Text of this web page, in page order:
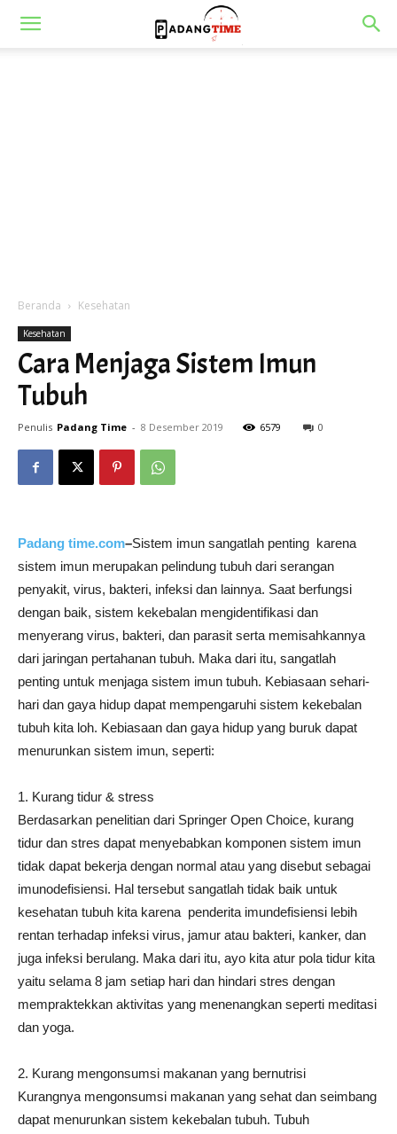
Beranda Kesehatan
Kesehatan
Cara Menjaga Sistem Imun
Tubuh
Penulis Padang Time - 8 Desember 2019 6579 0
Padang time.com–Sistem imun sangatlah penting karena
sistem imun merupakan pelindung tubuh dari serangan
penyakit, virus, bakteri, infeksi dan lainnya. Saat berfungsi
dengan baik, sistem kekebalan mengidentifikasi dan
menyerang virus, bakteri, dan parasit serta memisahkannya
dari jaringan pertahanan tubuh. Maka dari itu, sangatlah
penting untuk menjaga sistem imun tubuh. Kebiasaan sehari-
hari dan gaya hidup dapat mempengaruhi sistem kekebalan
tubuh kita loh. Kebiasaan dan gaya hidup yang buruk dapat
menurunkan sistem imun, seperti:
1. Kurang tidur & stress
Berdasarkan penelitian dari Springer Open Choice, kurang
tidur dan stres dapat menyebabkan komponen sistem imun
tidak dapat bekerja dengan normal atau yang disebut sebagai
imunodefisiensi. Hal tersebut sangatlah tidak baik untuk
kesehatan tubuh kita karena penderita imundefisiensi lebih
rentan terhadap infeksi virus, jamur atau bakteri, kanker, dan
juga infeksi berulang. Maka dari itu, ayo kita atur pola tidur kita
yaitu selama 8 jam setiap hari dan hindari stres dengan
mempraktekkan aktivitas yang menenangkan seperti meditasi
dan yoga.
2. Kurang mengonsumsi makanan yang bernutrisi
Kurangnya mengonsumsi makanan yang sehat dan seimbang
dapat menurunkan sistem kekebalan tubuh. Tubuh